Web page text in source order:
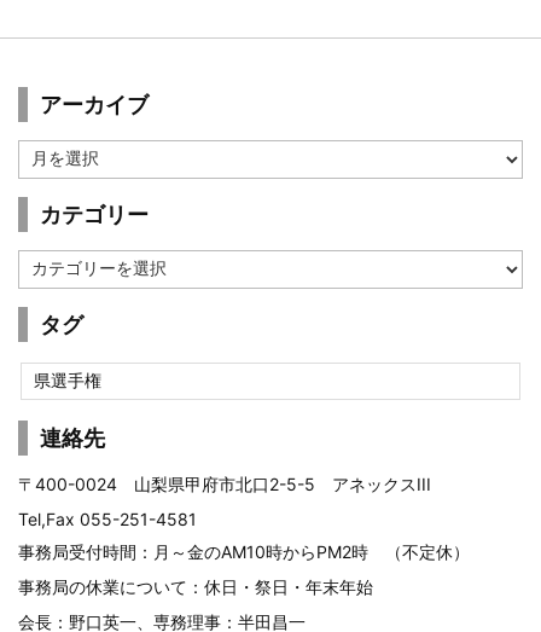
アーカイブ
ー
カ
カテゴリー
テ
ゴ
タグ
県選手権
連絡先
〒400-0024 山梨県甲府市北口2-5-5 アネックスIII
Tel,Fax 055-251-4581
事務局受付時間：月～金のAM10時からPM2時 （不定休）
事務局の休業について：休日・祭日・年末年始
会長：野口英一、専務理事：半田昌一